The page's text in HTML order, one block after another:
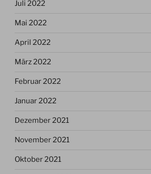
Juli 2022
Mai 2022
April 2022
März 2022
Februar 2022
Januar 2022
Dezember 2021
November 2021
Oktober 2021